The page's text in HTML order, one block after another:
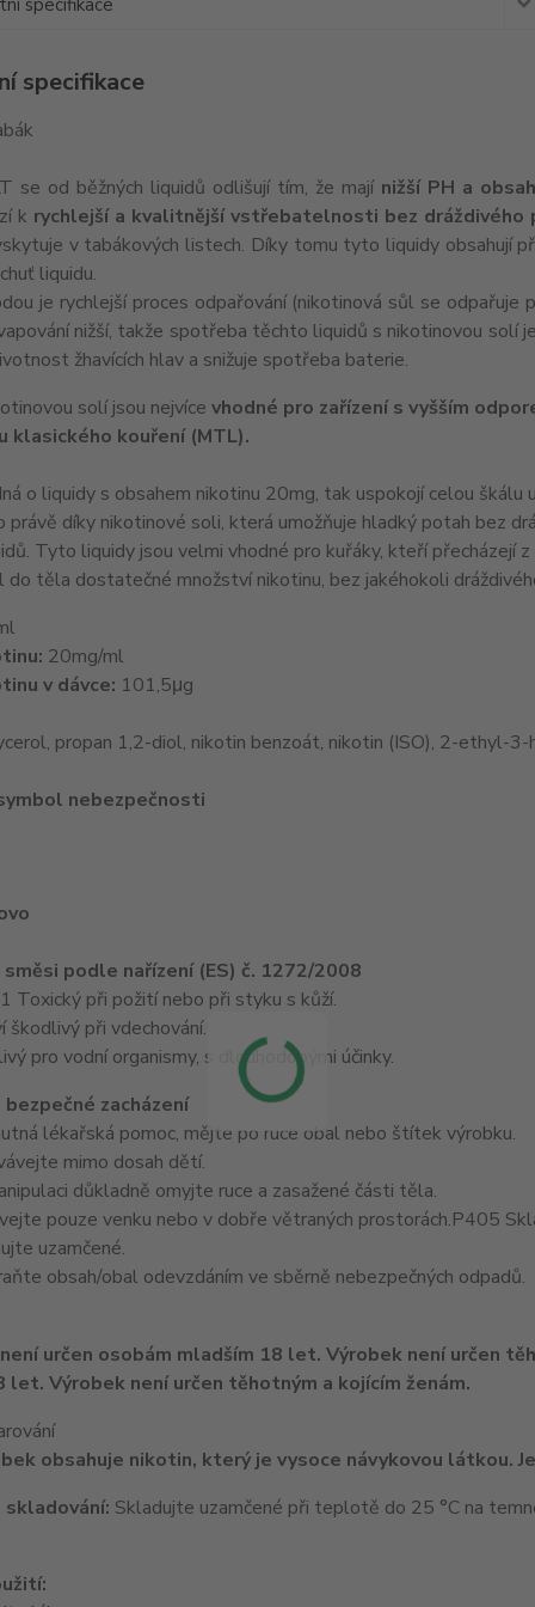
specifikace
se od běžných liquidů odlišují tím, že mají nižší PH a
k rychlejší a kvalitnější vstřebatelnosti bez
v tabákových listech. Díky tomu tyto liquidy obsahují
liquidu.
je rychlejší proces odpařování (nikotinová sůl se
nižší, takže spotřeba těchto liquidů s nikotinovou solí
žhavících hlav a snižuje spotřeba baterie.
solí jsou nejvíce vhodné pro zařízení s vyšším
klasického kouření (MTL).
o liquidy s obsahem nikotinu 20mg, tak uspokojí celou
právě díky nikotinové soli, která umožňuje hladký potah bez
Tyto liquidy jsou velmi vhodné pro kuřáky, kteří přecházejí
těla dostatečné množství nikotinu, bez jakéhokoli
20mg/ml
v dávce: 101,5μg
propan 1,2-diol, nikotin benzoát, nikotin (ISO), 2-ethyl-
nebezpečnosti
podle nařízení (ES) č. 1272/2008
Toxický při požití nebo při styku s kůží.
škodlivý při vdechování.
pro vodní organismy, s dlouhodobými účinky.
zacházení
lékařská pomoc, mějte po ruce obal nebo štítek výrobku.
mimo dosah dětí.
důkladně omyjte ruce a zasažené části těla.
pouze venku nebo v dobře větraných prostorách.P405
uzamčené.
obsah/obal odevzdáním ve sběrně nebezpečných odpadů.
let. Výrobek není určen těhotným a kojícím ženám.
obsahuje nikotin, který je vysoce návykovou látkou.
skladování: Skladujte uzamčené při teplotě do 25 °C na